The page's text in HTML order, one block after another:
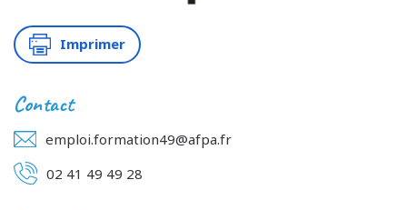
Imprimer
Contact
emploi.formation49@afpa.fr
02 41 49 49 28